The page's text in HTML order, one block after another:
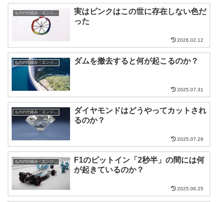
実はピンクはこの世に存在しない色だ
った
2026.02.12
ダムを撤去すると何が起こるのか？
2025.07.31
ダイヤモンドはどうやってカットされ
るのか？
2025.07.29
F1のピットイン「2秒半」の間には何
が起きているのか？
2025.06.25